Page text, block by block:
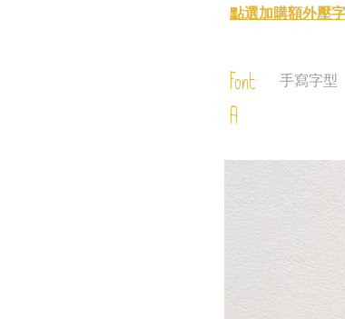
點選加購額外壓字
Font
A
手寫字型